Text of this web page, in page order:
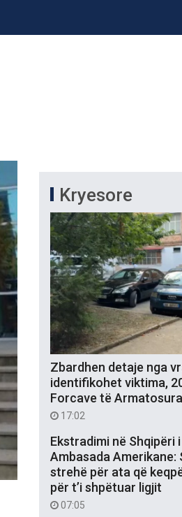
Kryesore
Zbardhen detaje nga
identifikohet viktima,
Forcave të Armatosura
17:02
Ekstradimi në Shqipëri
Ambasada Amerikane:
strehë për ata që
për t’i shpëtuar ligjit
07:05